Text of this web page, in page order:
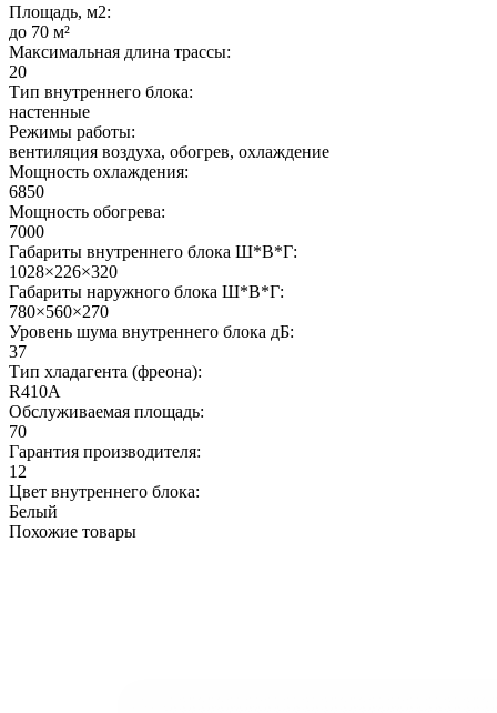
Площадь, м2:
до 70 м²
Максимальная длина трассы:
20
Тип внутреннего блока:
настенные
Режимы работы:
вентиляция воздуха, обогрев, охлаждение
Мощность охлаждения:
6850
Мощность обогрева:
7000
Габариты внутреннего блока Ш*В*Г:
1028×226×320
Габариты наружного блока Ш*В*Г:
780×560×270
Уровень шума внутреннего блока дБ:
37
Тип хладагента (фреона):
R410A
Обслуживаемая площадь:
70
Гарантия производителя:
12
Цвет внутреннего блока:
Белый
Похожие товары